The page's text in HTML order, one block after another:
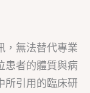
，無法替代專業
患者的體質與病
所引用的臨床研